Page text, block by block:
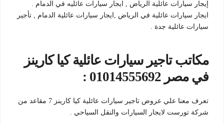
إيجار سيارات عائلية الرياض , ايجار سيارات عائليه في الدمام .
ايجار سيارات عائلية في الرياض ,ايجار سيارات عائلية الدمام , تأجير
سيارات عائلية جدة .
مكاتب تاجير سيارات عائلية كيا كارينز
في مصر 01014555692 :
تعرف معنا علي عروض تاجير سيارات عائلية كيا كارينز 7 مقاعد من
شركة تورست لايجار السيارات والنقل السياحي .